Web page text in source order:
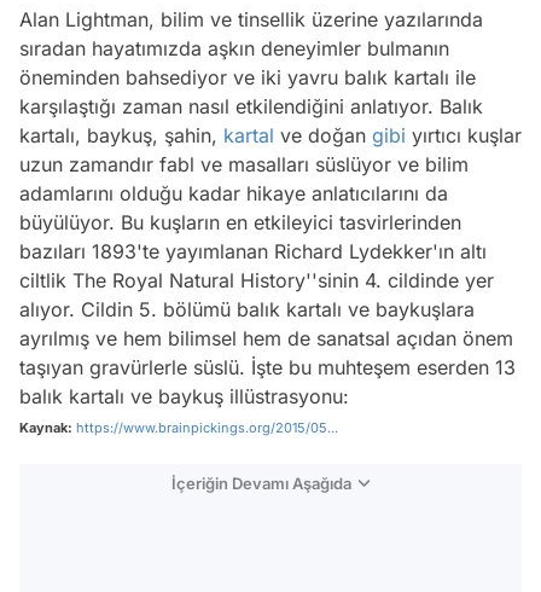
Alan Lightman, bilim ve tinsellik üzerine yazılarında
sıradan hayatımızda aşkın deneyimler bulmanın
öneminden bahsediyor ve iki yavru balık kartalı ile
karşılaştığı zaman nasıl etkilendiğini anlatıyor. Balık
kartalı, baykuş, şahin, kartal ve doğan gibi yırtıcı kuşlar
uzun zamandır fabl ve masalları süslüyor ve bilim
adamlarını olduğu kadar hikaye anlatıcılarını da
büyülüyor. Bu kuşların en etkileyici tasvirlerinden
bazıları 1893'te yayımlanan Richard Lydekker'ın altı
ciltlik The Royal Natural History''sinin 4. cildinde yer
alıyor. Cildin 5. bölümü balık kartalı ve baykuşlara
ayrılmış ve hem bilimsel hem de sanatsal açıdan önem
taşıyan gravürlerle süslü. İşte bu muhteşem eserden 13
balık kartalı ve baykuş illüstrasyonu:
Kaynak: https://www.brainpickings.org/2015/05...
İçeriğin Devamı Aşağıda